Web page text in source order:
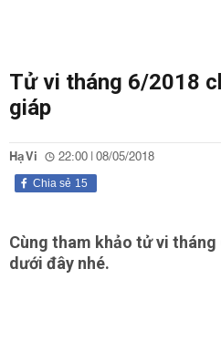
Tử vi tháng 6/2018
giáp
Hạ Vi 22:00 | 08/05/2018
15
Chia sẻ
Cùng tham khảo tử vi
dưới đây nhé.